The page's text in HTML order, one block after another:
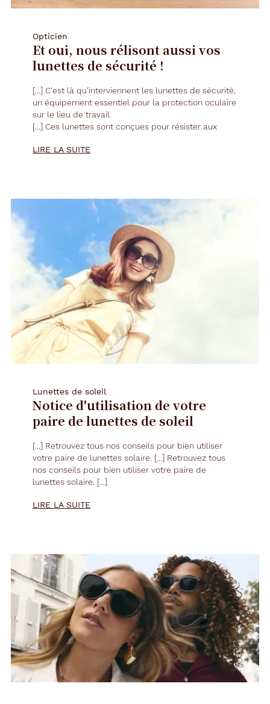
Opticien
Et oui, nous rélisont aussi vos
lunettes de sécurité !
[...] C'est là qu'interviennent les lunettes de sécurité,
un équipement essentiel pour la protection oculaire
sur le lieu de travail.
[...] Ces lunettes sont conçues pour résister aux
aux particules volantes. [...]
Enfin, sensibiliser les travailleurs à l'importance des
de sécurité est essentiel. [...]
LIRE LA SUITE
Lunettes de soleil
Notice d'utilisation de votre
paire de lunettes de soleil
[...] Retrouvez tous nos conseils pour bien utiliser
votre paire de lunettes solaire. [...] Retrouvez tous
nos conseils pour bien utiliser votre paire de
lunettes solaire. [...]
LIRE LA SUITE